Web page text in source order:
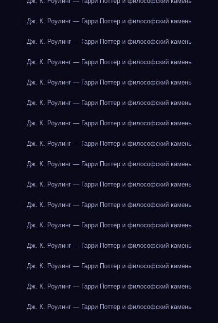
Дж. К. Роулинг — Гарри Поттер и философский камень
Дж. К. Роулинг — Гарри Поттер и философский камень
Дж. К. Роулинг — Гарри Поттер и философский камень
Дж. К. Роулинг — Гарри Поттер и философский камень
Дж. К. Роулинг — Гарри Поттер и философский камень
Дж. К. Роулинг — Гарри Поттер и философский камень
Дж. К. Роулинг — Гарри Поттер и философский камень
Дж. К. Роулинг — Гарри Поттер и философский камень
Дж. К. Роулинг — Гарри Поттер и философский камень
Дж. К. Роулинг — Гарри Поттер и философский камень
Дж. К. Роулинг — Гарри Поттер и философский камень
Дж. К. Роулинг — Гарри Поттер и философский камень
Дж. К. Роулинг — Гарри Поттер и философский камень
Дж. К. Роулинг — Гарри Поттер и философский камень
Дж. К. Роулинг — Гарри Поттер и философский камень